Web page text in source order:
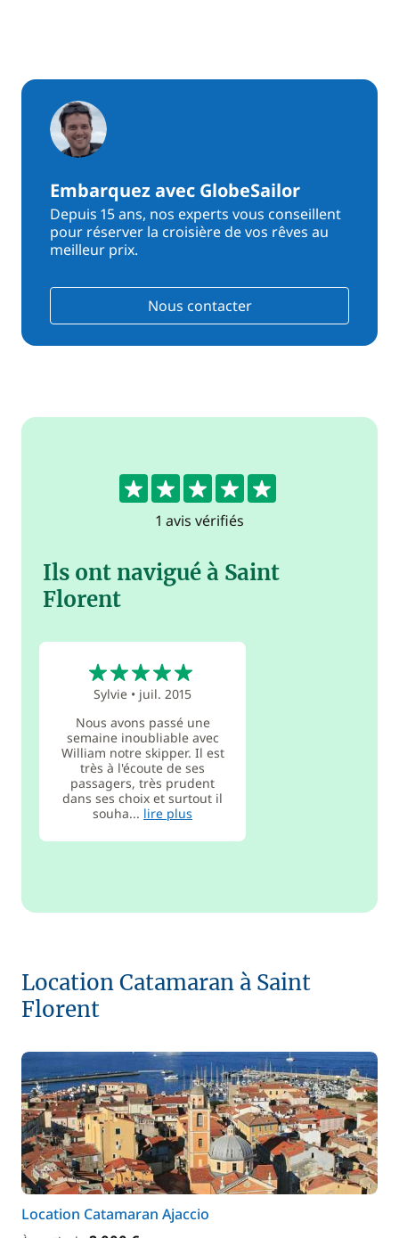
Embarquez avec GlobeSailor
Depuis 15 ans, nos experts vous conseillent
pour réserver la croisière de vos rêves au
meilleur prix.
Nous contacter
5
1 avis vérifiés
Ils ont navigué à Saint
Florent
Sylvie • juil. 2015
Nous avons passé une
semaine inoubliable avec
William notre skipper. Il est
très à l'écoute de ses
passagers, très prudent
dans ses choix et surtout il
souha... lire plus
Location Catamaran à Saint
Florent
Location Catamaran Ajaccio